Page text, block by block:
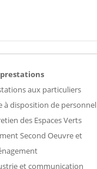
prestations
aux particuliers
à disposition de personnel
des Espaces Verts
Second Oeuvre et
et communication